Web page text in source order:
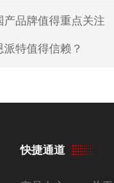
产品牌值得重点关注
特值得信赖？
快捷通道